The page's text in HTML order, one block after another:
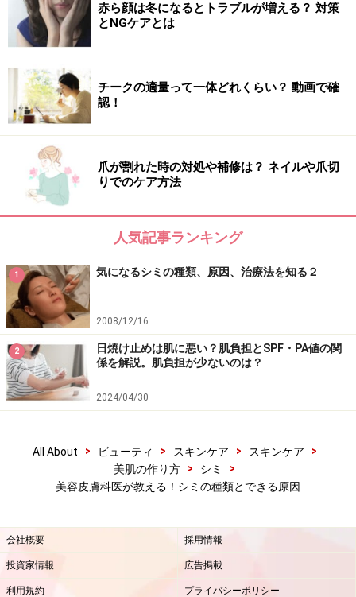
現在、発症の原因ははっきりとはわかっていないのです
が、女性ホルモンが影響していると考えられています。
避妊薬を用いることで発生したり、妊娠中にできやすい
という傾向があります。
また、紫外線により悪化するので、秋以降に目立つ傾向
があります。
主なシミの種類4・炎症後の色素沈着
肌の炎症後に、一時的にできるシミの一種。色ムラがな
く均一な褐色斑の場合がほとんどです。
レーザー治療を受けた後や、火傷、ケガ、強い紫外線に
当たり続けるなど、炎症が起こった後にメラニンが一時
的に増え、茶色い色素が残ってしまった状態です。合わ
ない化粧品を使い続けることによって、肌がかぶれ、色
ですが、この色素沈着は一時的なものなので、他のシミ
とは違い、時間が経ったら自然となくなります。
赤ら顔は冬になるとトラブルが増える？ 対策
とNGケアとは
チークの適量って一体どれくらい？ 動画で確
認！
爪が割れた時の対処や補修は？ ネイルや爪切
りでのケア方法
人気記事ランキング
1 気になるシミの種類、原因、治療法を知る２
2008/12/16
2
日焼け止めは肌に悪い？肌負担とSPF・PA値の関
係を解説。肌負担が少ないのは？
2024/04/30
All About > ビューティ > スキンケア > スキンケア
>
美肌の作り方
> シミ
>
美容皮膚科医が教える！シミの種類とできる原因
会社概要 採用情報
投資家情報 広告掲載
利用規約 プライバシーポリシー